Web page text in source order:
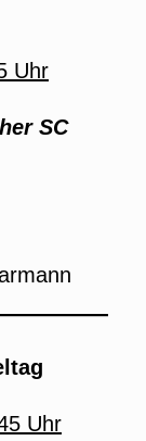
Uhr
SC
Uhr